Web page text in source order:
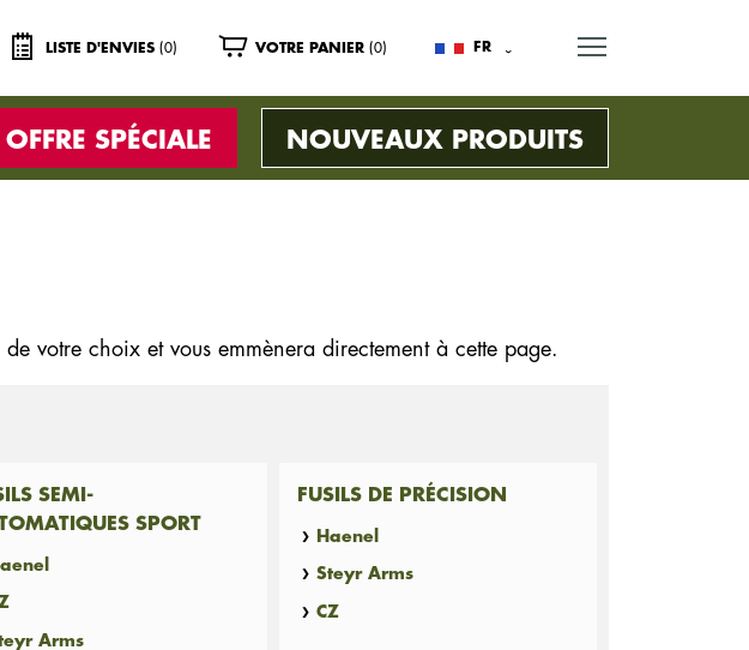
LISTE D'ENVIES (0) VOTRE PANIER (0) FR
OFFRE SPÉCIALE NOUVEAUX PRODUITS
de votre choix et vous emmènera directement à cette page.
SEMI-
SPORT
Arms
FUSILS DE PRÉCISION
Haenel
Steyr Arms
CZ